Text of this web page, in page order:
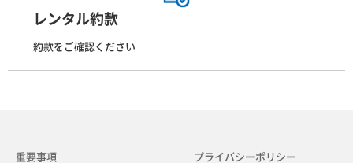
レンタル約款
約款をご確認ください
重要事項 プライバシーポリシー